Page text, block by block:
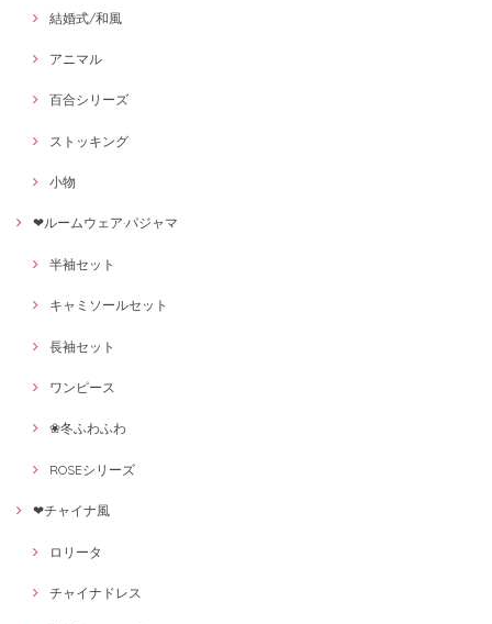
結婚式/和風
アニマル
百合シリーズ
ストッキング
小物
❤ルームウェア·パジャマ
半袖セット
キャミソールセット
長袖セット
ワンピース
❀冬ふわふわ
ROSEシリーズ
❤チャイナ風
ロリータ
チャイナドレス